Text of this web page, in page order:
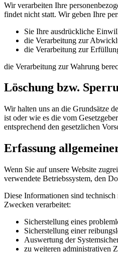
Wir verarbeiten Ihre
findet nicht statt. Wir geben Ihre
Sie Ihre ausdrückliche
die Verarbeitung zur
die Verarbeitung zur
die Verarbeitung zur Wahrung
Löschung bzw.
Wir halten uns an die Grundsätze
ist oder wie es die vom
entsprechend den gesetzlichen
Erfassung
Wenn Sie auf unsere Website
verwendete Betriebssystem, den
Diese Informationen sind
Zwecken verarbeitet:
Sicherstellung eines
Sicherstellung einer
Auswertung der
zu weiteren administrativen